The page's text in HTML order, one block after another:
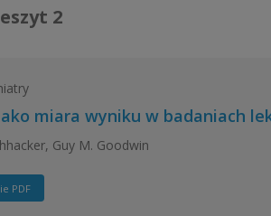
2
miara wyniku w badaniach
Guy M. Goodwin
PDF